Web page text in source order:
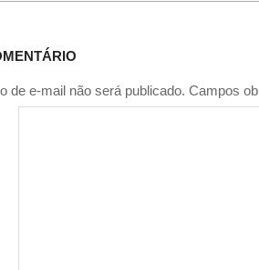
de e-mail não será publicado. Campos